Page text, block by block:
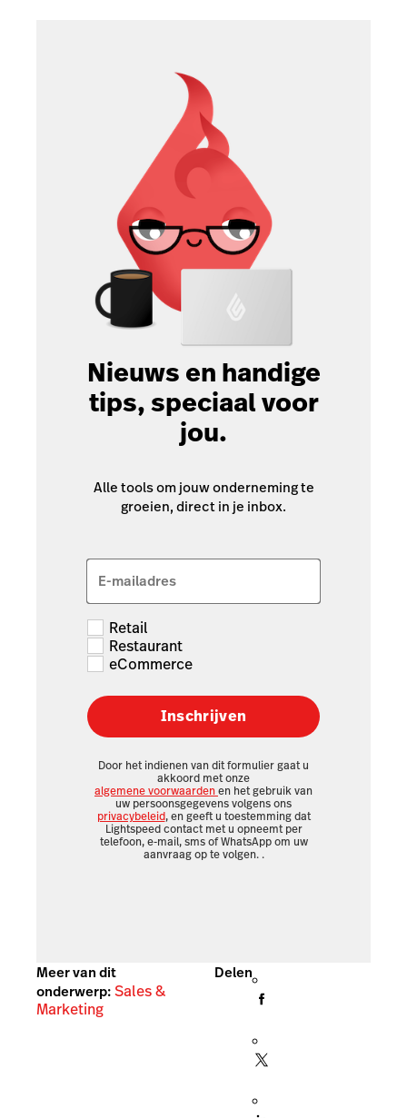
Nieuws en handige
tips, speciaal voor
jou.
Alle tools om jouw onderneming te
groeien, direct in je inbox.
E-mailadres
Retail
Restaurant
eCommerce
Inschrijven
Door het indienen van dit formulier gaat u
akkoord met onze
algemene voorwaardenen het gebruik van
uw persoonsgegevens volgens ons
privacybeleid, en geeft u toestemming dat
Lightspeed contact met u opneemt per
telefoon, e-mail, sms of WhatsApp om uw
aanvraag op te volgen. .
Meer van dit
onderwerp:Sales &
Marketing
Delen